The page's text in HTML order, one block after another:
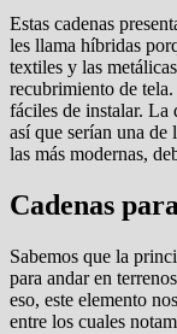
Estas cadenas
les llama híbridas
textiles y las
recubrimiento de tela.
fáciles de instalar. La
así que serían una de
las más modernas,
Cadenas
Sabemos que la
para andar en
eso, este elemento
entre los cuales